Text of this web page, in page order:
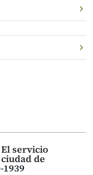
servicio
de
1939